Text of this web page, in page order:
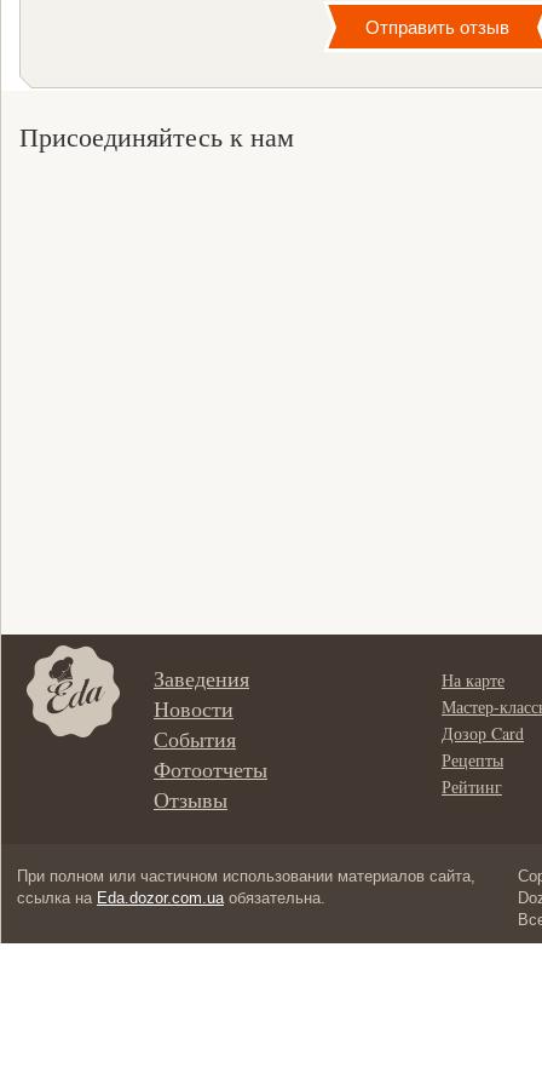
Присоединяйтесь к нам
Заведения
Новости
События
Фотоотчеты
Отзывы
На карте
Мастер-
Дозор Card
Рецепты
Рейтинг
При полном или частичном использовании материалов сайта,
ссылка на Eda.dozor.com.uaобязательна.